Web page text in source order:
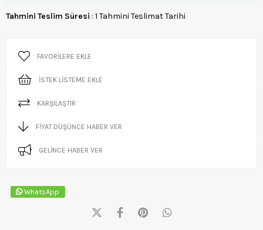
Tahmini Teslim Süresi : 1 Tahmini Teslimat Tarihi
FAVORILERE EKLE
İSTEK LISTEME EKLE
KARŞILAŞTIR
FIYAT DÜŞÜNCE HABER VER
GELINCE HABER VER
WhatsApp